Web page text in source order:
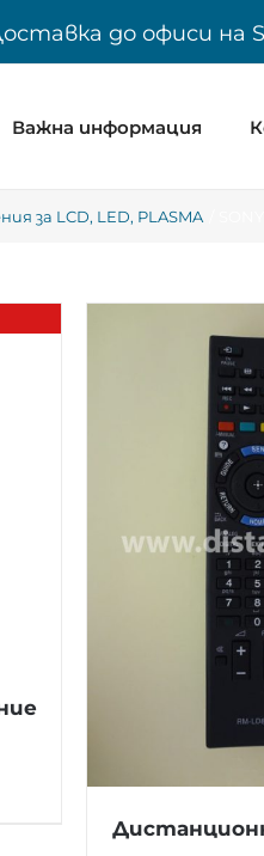
до офиси
Важна информация
за LCD, LED, PLASMA